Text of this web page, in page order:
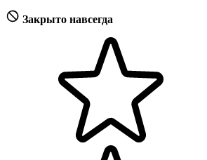
Закрыто навсегда